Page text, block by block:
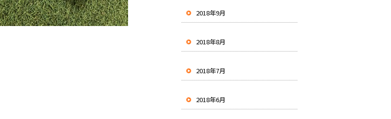
2018年9月
2018年8月
2018年7月
2018年6月